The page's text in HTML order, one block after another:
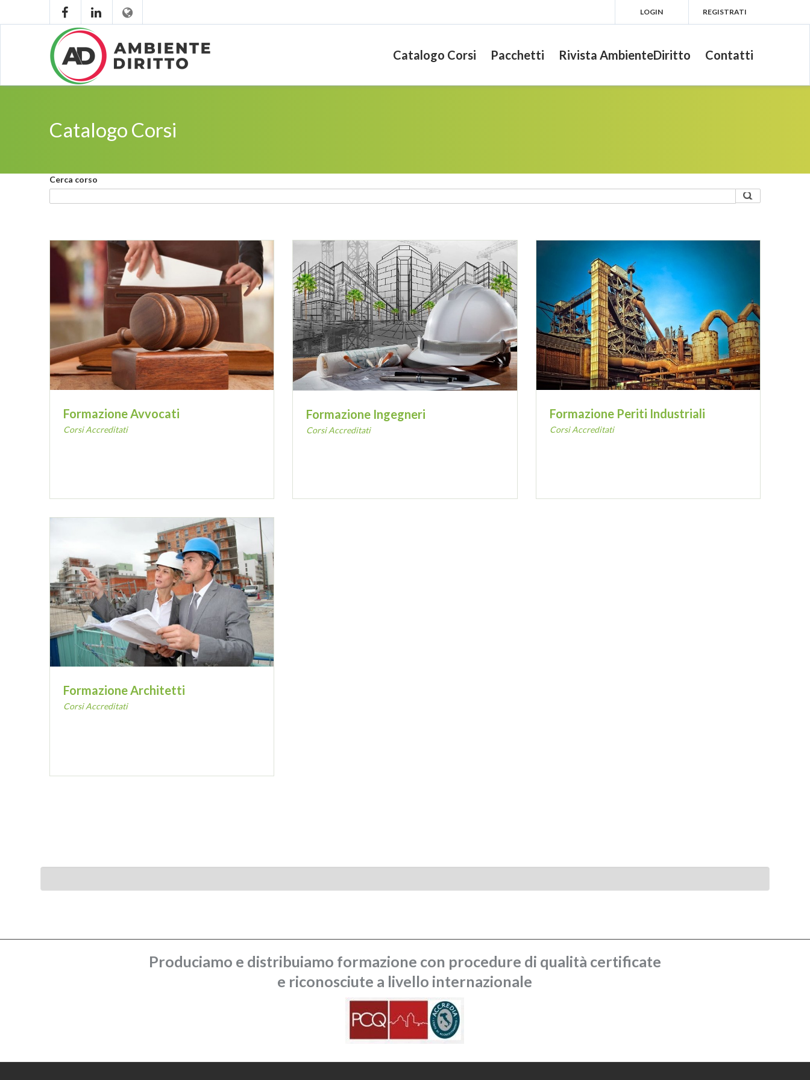
LOGIN REGISTRATI
Catalogo Corsi Pacchetti Rivista AmbienteDiritto Contatti
Catalogo Corsi
Cerca corso
Formazione Avvocati
Corsi Accreditati
Formazione Ingegneri
Corsi Accreditati
Formazione Periti Industriali
Corsi Accreditati
Formazione Architetti
Corsi Accreditati
Produciamo e distribuiamo formazione con procedure di qualità certificate
e riconosciute a livello internazionale